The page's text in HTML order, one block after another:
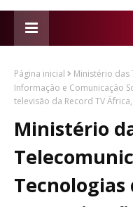
Página inicial
Ministério das
Informação e Comunicação
televisão da Record TV África,
Ministério